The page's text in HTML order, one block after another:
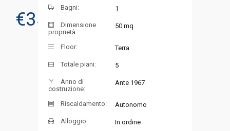
€35.000
Bagni: 1
Dimensione
proprietà:
50 mq
Floor: Terra
Totale piani: 5
Anno di
costruzione:
Ante 1967
Riscaldamento: Autonomo
Alloggio: In ordine